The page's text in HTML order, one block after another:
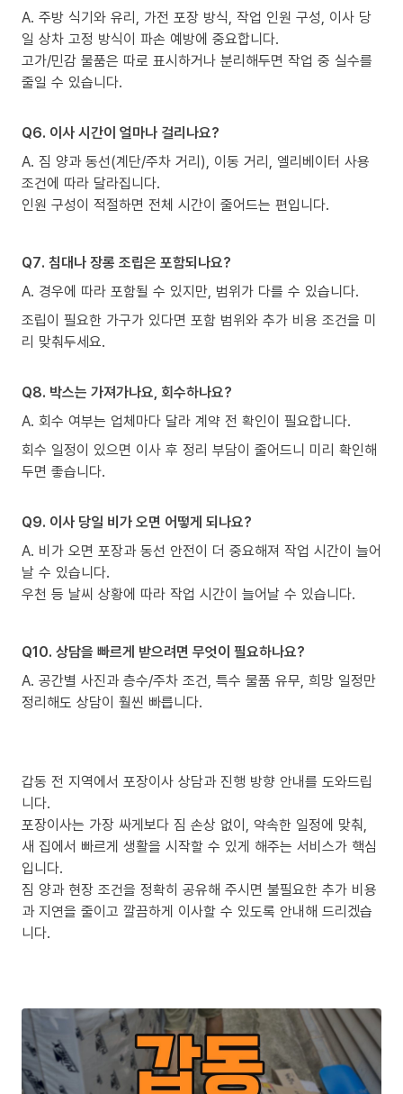
A. 주방 식기와 유리, 가전 포장 방식, 작업 인원 구성, 이사 당
일 상차 고정 방식이 파손 예방에 중요합니다.
고가/민감 물품은 따로 표시하거나 분리해두면 작업 중 실수를
줄일 수 있습니다.
Q6. 이사 시간이 얼마나 걸리나요?
A. 짐 양과 동선(계단/주차 거리), 이동 거리, 엘리베이터 사용
조건에 따라 달라집니다.
인원 구성이 적절하면 전체 시간이 줄어드는 편입니다.
Q7. 침대나 장롱 조립은 포함되나요?
A. 경우에 따라 포함될 수 있지만, 범위가 다를 수 있습니다.
조립이 필요한 가구가 있다면 포함 범위와 추가 비용 조건을 미
리 맞춰두세요.
Q8. 박스는 가져가나요, 회수하나요?
A. 회수 여부는 업체마다 달라 계약 전 확인이 필요합니다.
회수 일정이 있으면 이사 후 정리 부담이 줄어드니 미리 확인해
두면 좋습니다.
Q9. 이사 당일 비가 오면 어떻게 되나요?
A. 비가 오면 포장과 동선 안전이 더 중요해져 작업 시간이 늘어
날 수 있습니다.
우천 등 날씨 상황에 따라 작업 시간이 늘어날 수 있습니다.
Q10. 상담을 빠르게 받으려면 무엇이 필요하나요?
A. 공간별 사진과 층수/주차 조건, 특수 물품 유무, 희망 일정만
정리해도 상담이 훨씬 빠릅니다.
갑동 전 지역에서 포장이사 상담과 진행 방향 안내를 도와드립
니다.
포장이사는 가장 싸게보다 짐 손상 없이, 약속한 일정에 맞춰,
새 집에서 빠르게 생활을 시작할 수 있게 해주는 서비스가 핵심
입니다.
짐 양과 현장 조건을 정확히 공유해 주시면 불필요한 추가 비용
과 지연을 줄이고 깔끔하게 이사할 수 있도록 안내해 드리겠습
니다.